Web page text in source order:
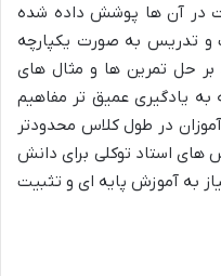
در آن ها پوشش داده شده
و تدریس به صورت یکپارچه
حل تمرین ها و مثال های
به یادگیری عمیق تر مفاهیم
در طول کلاس محدودتر
های استاد توکلی برای دانش
به آموزش پایه ای و تثبیت